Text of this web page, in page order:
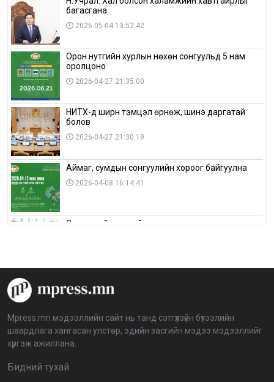
багасгана
2026-05-04 13:52:42
Орон нутгийн хурлын нөхөн сонгуульд 5 нам
оролцоно
2026-04-27 21:35:00
НИТХ-д ширүүн тэмцэл өрнөж, шинэ даргатай
болов
2026-04-27 21:30:19
Аймаг, сумдын сонгуулийн хороог байгуулна
2026-04-08 16:14:41
Сонгуулийн хуулийн зөрчил, шалгах,
аймагт үргэлжилж байна
BTS-ийн тоглолтыг Netflix дэлхий даяар шууд
дамжуулна
Mpress.mn мэдээллийн сайт нь танд сэтгүүлзүйн бүтээлийн
шаардлага хангасан улстөр, эдийн засгийн мэдээ мэдээллийг
хүргэж ажиллана.
Бидний тухай